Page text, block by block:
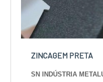
ZINCAGEM PRETA
SN INDÚSTRIA